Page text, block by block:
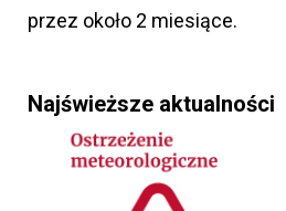
przez około 2 miesiące.
Najświeższe aktualności